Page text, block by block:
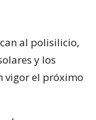
al polisilicio,
y los
vigor el próximo